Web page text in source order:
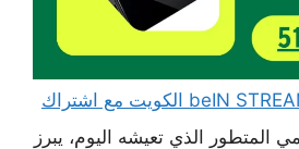
المتطور الذي تعيشه اليوم، يبرز